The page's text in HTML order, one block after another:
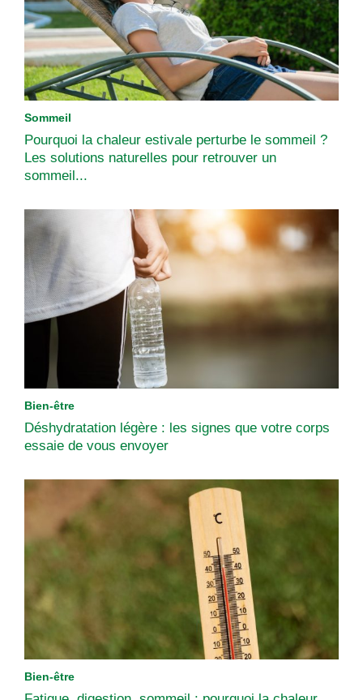
Sommeil
Pourquoi la chaleur estivale perturbe le sommeil ?
Les solutions naturelles pour retrouver un
sommeil...
Bien-être
Déshydratation légère : les signes que votre corps
essaie de vous envoyer
Bien-être